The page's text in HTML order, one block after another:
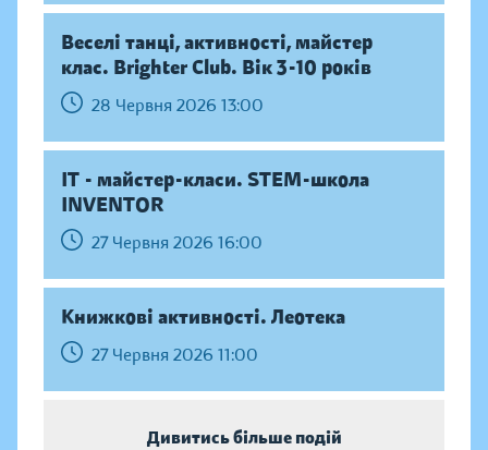
Веселі танці, активності, майстер
клас. Brighter Club. Вік 3-10 років
28 Червня 2026 13:00
IT - майстер-класи. STEM-школа
INVENTOR
27 Червня 2026 16:00
Книжкові активності. Леотека
27 Червня 2026 11:00
Дивитись більше подій